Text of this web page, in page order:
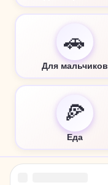
🚗
Для мальчиков
🍕
Еда